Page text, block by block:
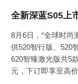
8月6日，“全球时尚
供520智行版、520
620智臻激光版共5
元，下订即享至高